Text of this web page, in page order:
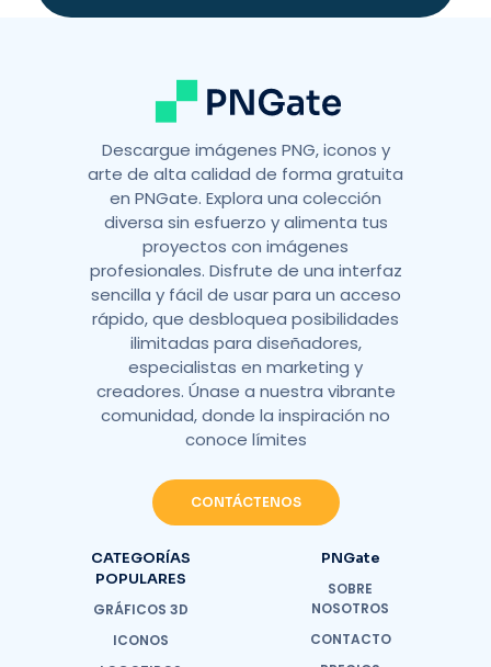
Descargue imágenes PNG, iconos y
arte de alta calidad de forma gratuita
en PNGate. Explora una colección
diversa sin esfuerzo y alimenta tus
proyectos con imágenes
profesionales. Disfrute de una interfaz
sencilla y fácil de usar para un acceso
rápido, que desbloquea posibilidades
ilimitadas para diseñadores,
especialistas en marketing y
creadores. Únase a nuestra vibrante
comunidad, donde la inspiración no
conoce límites
CONTÁCTENOS
CATEGORÍAS
POPULARES
GRÁFICOS 3D
ICONOS
PNGate
SOBRE
NOSOTROS
CONTACTO